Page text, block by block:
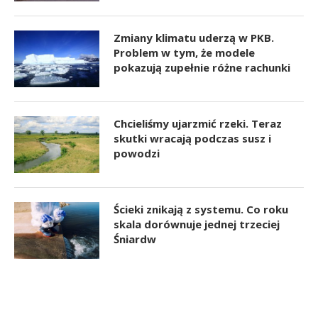
Zmiany klimatu uderzą w PKB.
Problem w tym, że modele
pokazują zupełnie różne rachunki
Chcieliśmy ujarzmić rzeki. Teraz
skutki wracają podczas susz i
powodzi
Ścieki znikają z systemu. Co roku
skala dorównuje jednej trzeciej
Śniardw